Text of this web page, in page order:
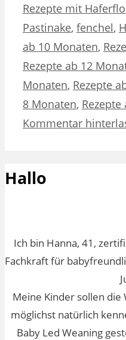
Rezepte mit
Pastinake, fenchel,
ab 10 Monaten,
Rezepte ab 12
Monaten, Rezepte
8 Monaten,
Kommentar
Hallo
Ich bin Hanna, 41,
Fachkraft für
Meine Kinder sollen
möglichst natürlich
Baby Led Weaning